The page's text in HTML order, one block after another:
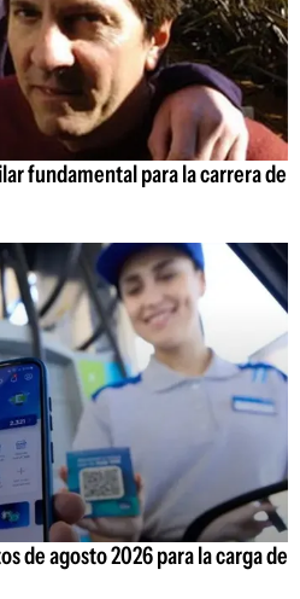
fundamental para la carrera de
de agosto 2026 para la carga de